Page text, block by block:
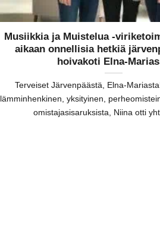
Musiikkia ja Muistelua -
aikaan onnellisia hetkiä
hoivakoti Elna-
Terveiset Järvenpäästä, Elna-
lämminhenkinen, yksityinen,
omistajasisaruksista, Niina otti